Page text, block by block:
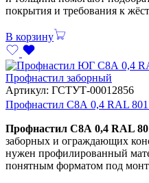
покрытия и требования к
В корзину
Профнастил заборный
Артикул: ГСТУТ-00012856
Профнастил С8А 0,4 RAL
Профнастил С8А 0,4 RAL
заборных и ограждающих
нужен профилированный
понятным форматом под